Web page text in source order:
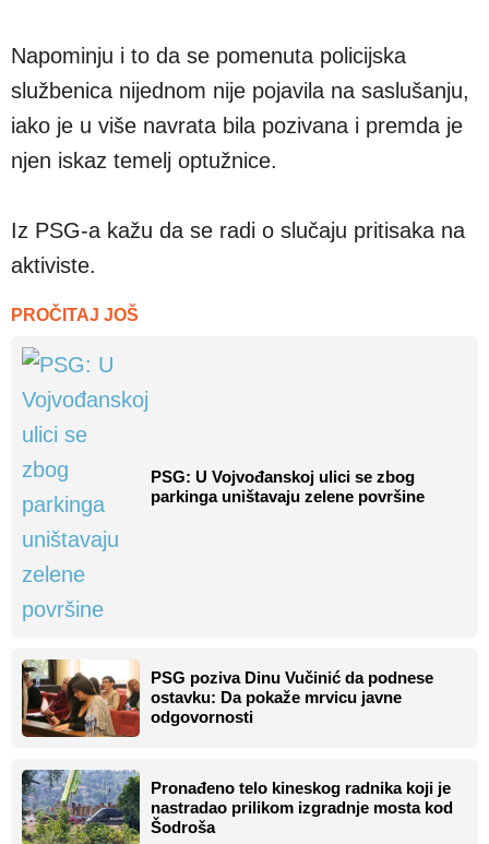
Napominju i to da se pomenuta policijska
službenica nijednom nije pojavila na saslušanju,
iako je u više navrata bila pozivana i premda je
njen iskaz temelj optužnice.
Iz PSG-a kažu da se radi o slučaju pritisaka na
aktiviste.
PROČITAJ JOŠ
PSG: U Vojvođanskoj ulici se zbog
parkinga uništavaju zelene površine
PSG poziva Dinu Vučinić da podnese
ostavku: Da pokaže mrvicu javne
odgovornosti
Pronađeno telo kineskog radnika koji je
nastradao prilikom izgradnje mosta kod
Šodroša